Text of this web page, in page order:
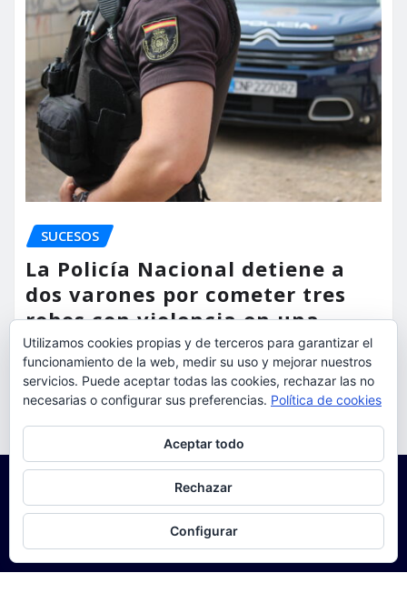
SUCESOS
La Policía Nacional detiene a
dos varones por cometer tres
robos con violencia en una
misma mañana
torrent al dia Ago 7, 2026
Utilizamos cookies propias y de terceros para garantizar el
funcionamiento de la web, medir su uso y mejorar nuestros
servicios. Puede aceptar todas las cookies, rechazar las no
necesarias o configurar sus preferencias. Política de cookies
Aceptar todo
Rechazar
Configurar
Para obtener más información, incluido cómo gestionar las cookies,